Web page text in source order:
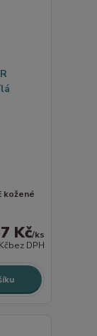
kožené
Kč/ks
bez DPH